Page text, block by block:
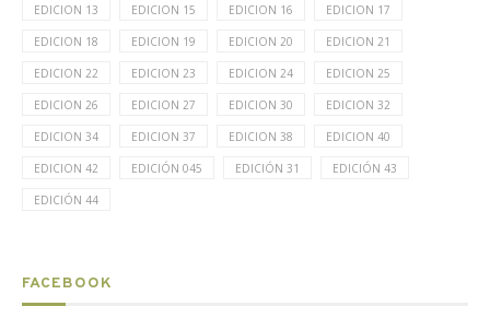
EDICION 13 EDICION 15 EDICION 16 EDICION 17
EDICION 18 EDICION 19 EDICION 20 EDICION 21
EDICION 22 EDICION 23 EDICION 24 EDICION 25
EDICION 26 EDICION 27 EDICION 30 EDICION 32
EDICION 34 EDICION 37 EDICION 38 EDICION 40
EDICION 42 EDICIÓN 045 EDICIÓN 31 EDICIÓN 43
EDICIÓN 44
FACEBOOK